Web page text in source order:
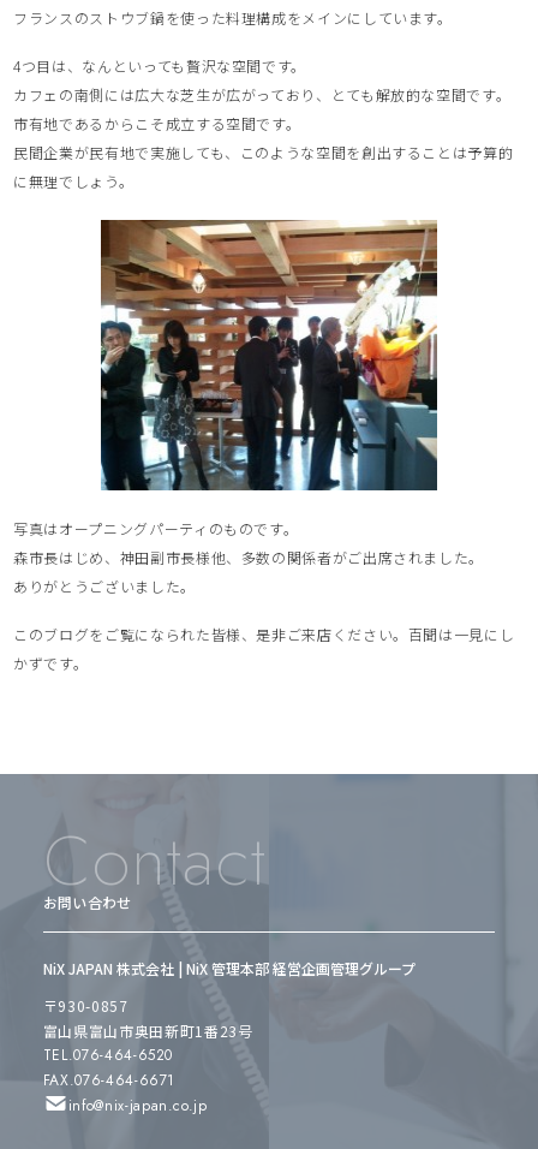
フランスのストウブ鍋を使った料理構成をメインにしています。
4つ目は、なんといっても贅沢な空間です。
カフェの南側には広大な芝生が広がっており、とても解放的な空間です。
市有地であるからこそ成立する空間です。
民間企業が民有地で実施しても、このような空間を創出することは予算的
に無理でしょう。
写真はオープニングパーティのものです。
森市長はじめ、神田副市長様他、多数の関係者がご出席されました。
ありがとうございました。
このブログをご覧になられた皆様、是非ご来店ください。百聞は一見にし
かずです。
Contact
お問い合わせ
NiX JAPAN 株式会社 | NiX 管理本部 経営企画管理グループ
〒930-0857
富山県富山市奥田新町1番23号
TEL.076-464-6520
FAX.076-464-6671
info@nix-japan.co.jp